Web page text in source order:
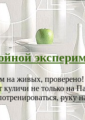
живых, проверено!
не только на
руку